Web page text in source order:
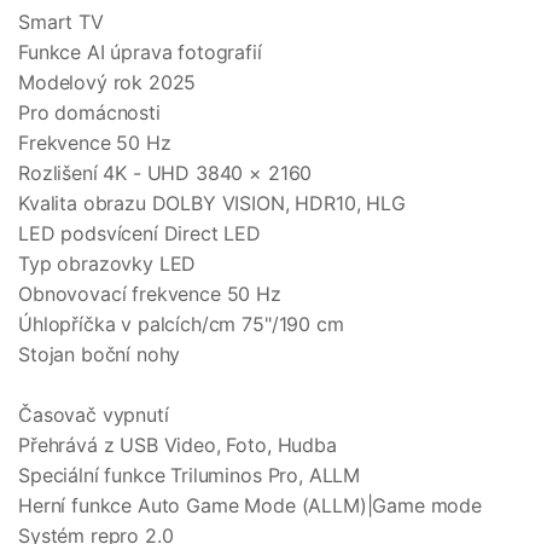
Smart TV
Funkce AI úprava fotografií
Modelový rok 2025
Pro domácnosti
Frekvence 50 Hz
Rozlišení 4K - UHD 3840 × 2160
Kvalita obrazu DOLBY VISION, HDR10, HLG
LED podsvícení Direct LED
Typ obrazovky LED
Obnovovací frekvence 50 Hz
Úhlopříčka v palcích/cm 75"/190 cm
Stojan boční nohy
Časovač vypnutí
Přehrává z USB Video, Foto, Hudba
Speciální funkce Triluminos Pro, ALLM
Herní funkce Auto Game Mode (ALLM)|Game mode
Systém repro 2.0